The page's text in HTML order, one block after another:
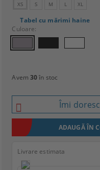
XS S M L XL
Tabel cu mărimi haine
Culoare:
Avem 30în stoc
Îmi doresc
Livrare estimata